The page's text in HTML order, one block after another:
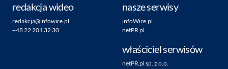
redakcja wideo
redakcja@infowire.pl
+48 22 201 32 30
nasze serwisy
infoWire.pl
netPR.pl
właściciel serwisów
netPR.pl sp. z o.o.